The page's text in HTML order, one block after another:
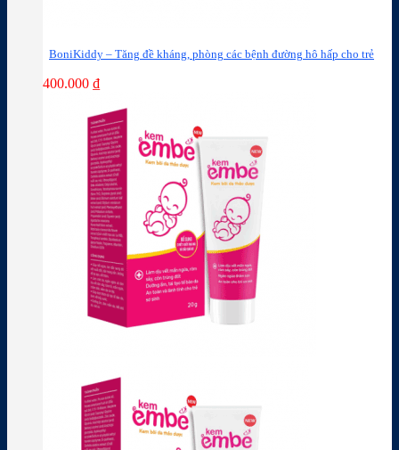
BoniKiddy – Tăng đề kháng, phòng các bệnh đường hô hấp cho trẻ
400.000 ₫